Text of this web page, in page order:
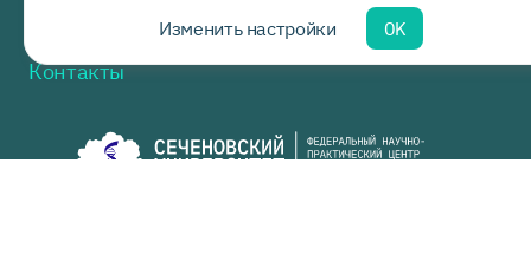
Горячая линия
Контакты
Изменить настройки OK